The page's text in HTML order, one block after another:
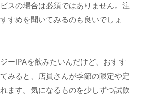
スの場合は必須ではありません。注
すめを聞いてみるのも良いでしょ
ーIPAを飲みたいんだけど、おすす
みると、店員さんが季節の限定や定
ます。気になるものを少しずつ試飲